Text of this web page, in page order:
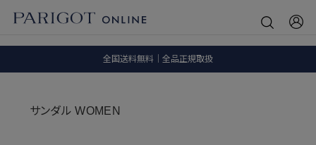
全国送料無料｜全品正規取扱
サンダル WOMEN